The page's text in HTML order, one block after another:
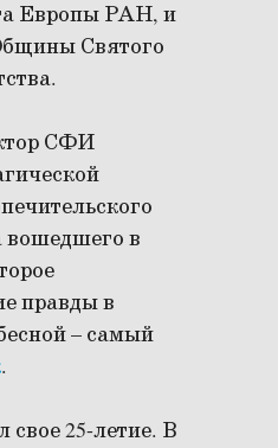
Европы РАН, и
Святого
СФИ
вошедшего в
правды в
– самый
.
25-летие. В